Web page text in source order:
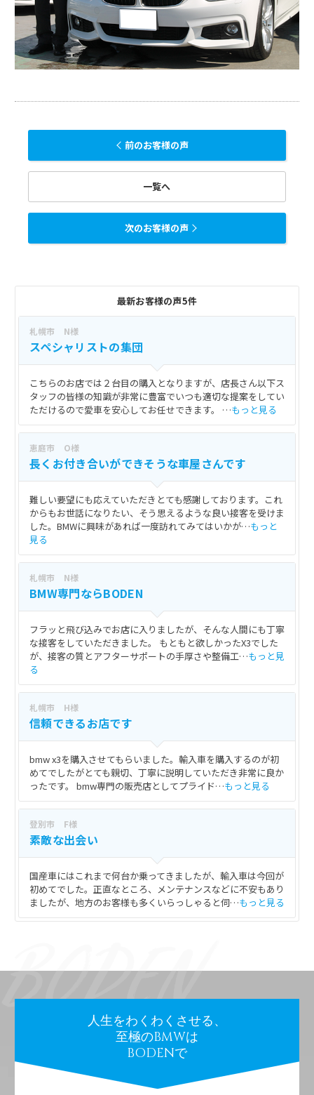
前のお客様の声
一覧へ
次のお客様の声
最新お客様の声5件
札幌市 N様
スペシャリストの集団
こちらのお店では２台目の購入となりますが、店長さん以下ス
タッフの皆様の知識が非常に豊富でいつも適切な提案をしてい
ただけるので愛車を安心してお任せできます。 …もっと見る
恵庭市 O様
長くお付き合いができそうな車屋さんです
難しい要望にも応えていただきとても感謝しております。これ
からもお世話になりたい、そう思えるような良い接客を受けま
した。BMWに興味があれば一度訪れてみてはいかが…もっと
見る
札幌市 N様
BMW専門ならBODEN
フラッと飛び込みでお店に入りましたが、そんな人間にも丁寧
な接客をしていただきました。 もともと欲しかったX3でした
が、接客の質とアフターサポートの手厚さや整備工…もっと見
る
札幌市 H様
信頼できるお店です
bmw x3を購入させてもらいました。輸入車を購入するのが初
めてでしたがとても親切、丁寧に説明していただき非常に良か
ったです。 bmw専門の販売店としてプライド…もっと見る
登別市 F様
素敵な出会い
国産車にはこれまで何台か乗ってきましたが、輸入車は今回が
初めてでした。正直なところ、メンテナンスなどに不安もあり
ましたが、地方のお客様も多くいらっしゃると伺…もっと見る
人生をわくわくさせる、
至極のBMWは
BODENで